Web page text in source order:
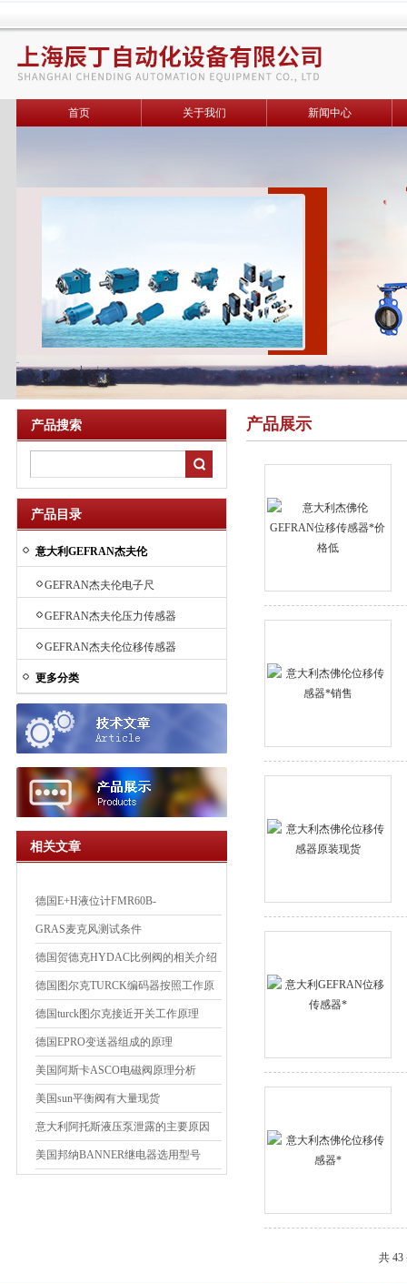
首页 关于我们 新闻中心
产品搜索
产品目录
意大利GEFRAN杰夫伦
GEFRAN杰夫伦电子尺
GEFRAN杰夫伦压力传感器
GEFRAN杰夫伦位移传感器
更多分类
相关文章
德国E+H液位计FMR60B-
AABAFAAFBSJCRBFA+AK技术参数
GRAS麦克风测试条件
德国贺德克HYDAC比例阀的相关介绍
德国图尔克TURCK编码器按照工作原
理分类
德国turck图尔克接近开关工作原理
德国EPRO变送器组成的原理
美国阿斯卡ASCO电磁阀原理分析
美国sun平衡阀有大量现货
意大利阿托斯液压泵泄露的主要原因
美国邦纳BANNER继电器选用型号
产品展示
共